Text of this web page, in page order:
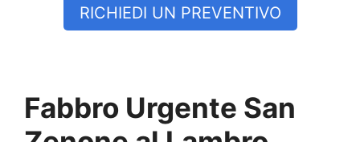
RICHIEDI UN PREVENTIVO
Fabbro Urgente San